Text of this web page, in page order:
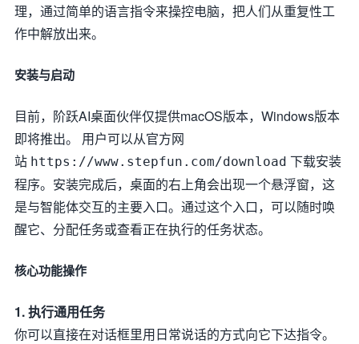
理，通过简单的语言指令来操控电脑，把人们从重复性工
作中解放出来。
安装与启动
目前，阶跃AI桌面伙伴仅提供macOS版本，Windows版本
即将推出。 用户可以从官方网
站 https://www.stepfun.com/download 下载安装
程序。安装完成后，桌面的右上角会出现一个悬浮窗，这
是与智能体交互的主要入口。通过这个入口，可以随时唤
醒它、分配任务或查看正在执行的任务状态。
核心功能操作
1. 执行通用任务
你可以直接在对话框里用日常说话的方式向它下达指令。